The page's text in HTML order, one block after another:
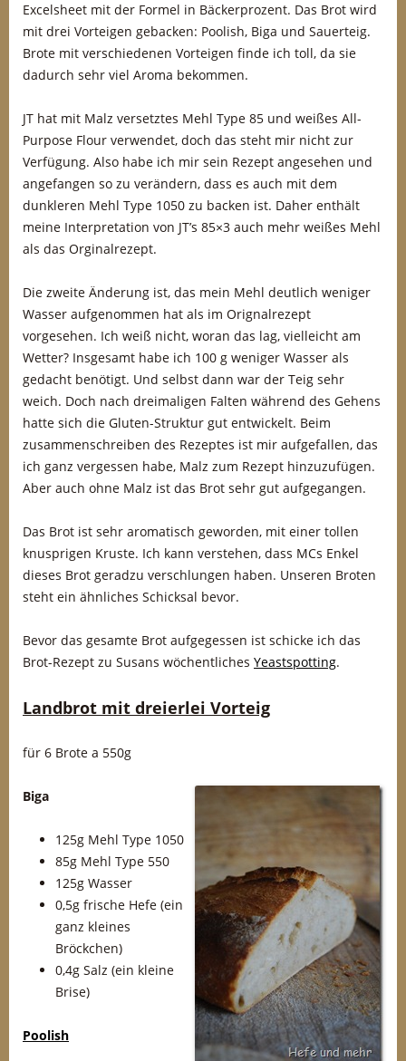
Excelsheet mit der Formel in Bäckerprozent. Das Brot wird
mit drei Vorteigen gebacken: Poolish, Biga und Sauerteig.
Brote mit verschiedenen Vorteigen finde ich toll, da sie
dadurch sehr viel Aroma bekommen.
JT hat mit Malz versetztes Mehl Type 85 und weißes All-
Purpose Flour verwendet, doch das steht mir nicht zur
Verfügung. Also habe ich mir sein Rezept angesehen und
angefangen so zu verändern, dass es auch mit dem
dunkleren Mehl Type 1050 zu backen ist. Daher enthält
meine Interpretation von JT’s 85×3 auch mehr weißes Mehl
als das Orginalrezept.
Die zweite Änderung ist, das mein Mehl deutlich weniger
Wasser aufgenommen hat als im Orignalrezept
vorgesehen. Ich weiß nicht, woran das lag, vielleicht am
Wetter? Insgesamt habe ich 100 g weniger Wasser als
gedacht benötigt. Und selbst dann war der Teig sehr
weich. Doch nach dreimaligen Falten während des Gehens
hatte sich die Gluten-Struktur gut entwickelt. Beim
zusammenschreiben des Rezeptes ist mir aufgefallen, das
ich ganz vergessen habe, Malz zum Rezept hinzuzufügen.
Aber auch ohne Malz ist das Brot sehr gut aufgegangen.
Das Brot ist sehr aromatisch geworden, mit einer tollen
knusprigen Kruste. Ich kann verstehen, dass MCs Enkel
dieses Brot geradzu verschlungen haben. Unseren Broten
steht ein ähnliches Schicksal bevor.
Bevor das gesamte Brot aufgegessen ist schicke ich das
Brot-Rezept zu Susans wöchentliches Yeastspotting.
Landbrot mit dreierlei Vorteig
für 6 Brote a 550g
Biga
125g Mehl Type 1050
85g Mehl Type 550
125g Wasser
0,5g frische Hefe (ein
ganz kleines
Bröckchen)
0,4g Salz (ein kleine
Brise)
Poolish